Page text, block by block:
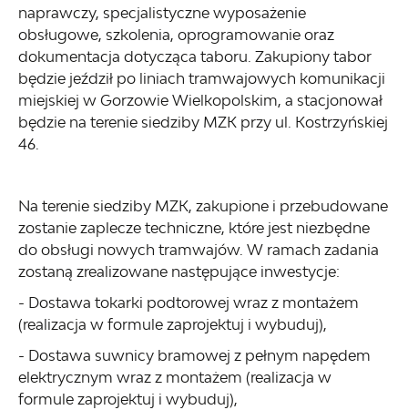
naprawczy, specjalistyczne wyposażenie
obsługowe, szkolenia, oprogramowanie oraz
dokumentacja dotycząca taboru. Zakupiony tabor
będzie jeździł po liniach tramwajowych komunikacji
miejskiej w Gorzowie Wielkopolskim, a stacjonował
będzie na terenie siedziby MZK przy ul. Kostrzyńskiej
46.
Na terenie siedziby MZK, zakupione i przebudowane
zostanie zaplecze techniczne, które jest niezbędne
do obsługi nowych tramwajów. W ramach zadania
zostaną zrealizowane następujące inwestycje:
- Dostawa tokarki podtorowej wraz z montażem
(realizacja w formule zaprojektuj i wybuduj),
- Dostawa suwnicy bramowej z pełnym napędem
elektrycznym wraz z montażem (realizacja w
formule zaprojektuj i wybuduj),